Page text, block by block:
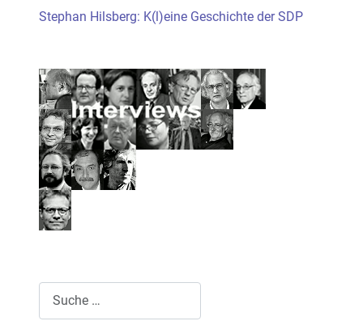
Stephan Hilsberg: K(l)eine Geschichte der SDP